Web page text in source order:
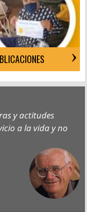
y actitudes
a la vida y no